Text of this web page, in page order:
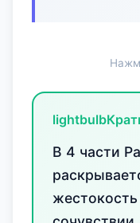
lightbulb
В 4 части